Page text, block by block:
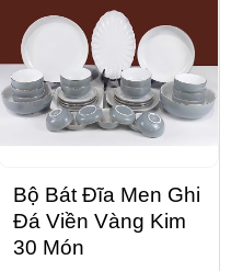
Bộ Bát Đĩa Men Ghi
Đá Viền Vàng Kim
30 Món